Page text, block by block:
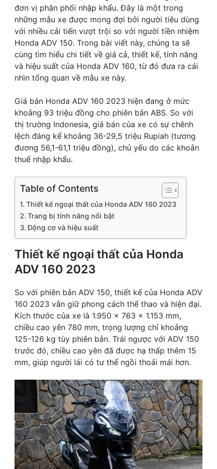
đơn vị phân phối nhập khẩu. Đây là một trong
những mẫu xe được mong đợi bởi người tiêu dùng
với nhiều cải tiến vượt trội so với người tiền nhiệm
Honda ADV 150. Trong bài viết này, chúng ta sẽ
cùng tìm hiểu chi tiết về giá cả, thiết kế, tính năng
và hiệu suất của Honda ADV 160, từ đó đưa ra cái
nhìn tổng quan về mẫu xe này.
Giá bán Honda ADV 160 2023 hiện đang ở mức
khoảng 93 triệu đồng cho phiên bản ABS. So với
thị trường Indonesia, giá bán của xe có sự chênh
lệch đáng kể khoảng 36-29,5 triệu Rupiah (tương
đương 56,1-61,1 triệu đồng), chủ yếu do các khoản
thuế nhập khẩu.
Table of Contents
Thiết kế ngoại thất của Honda ADV 160 2023
Trang bị tính năng nổi bật
Động cơ và hiệu suất
Thiết kế ngoại thất của Honda
ADV 160 2023
So với phiên bản ADV 150, thiết kế của Honda ADV
160 2023 vẫn giữ phong cách thể thao và hiện đại.
Kích thước của xe là 1.950 x 763 x 1.153 mm,
chiều cao yên 780 mm, trọng lượng chỉ khoảng
125-126 kg tùy phiên bản. Trái ngược với ADV 150
trước đó, chiều cao yên đã được hạ thấp thêm 15
mm, giúp người lái có tư thế ngồi thoải mái hơn.